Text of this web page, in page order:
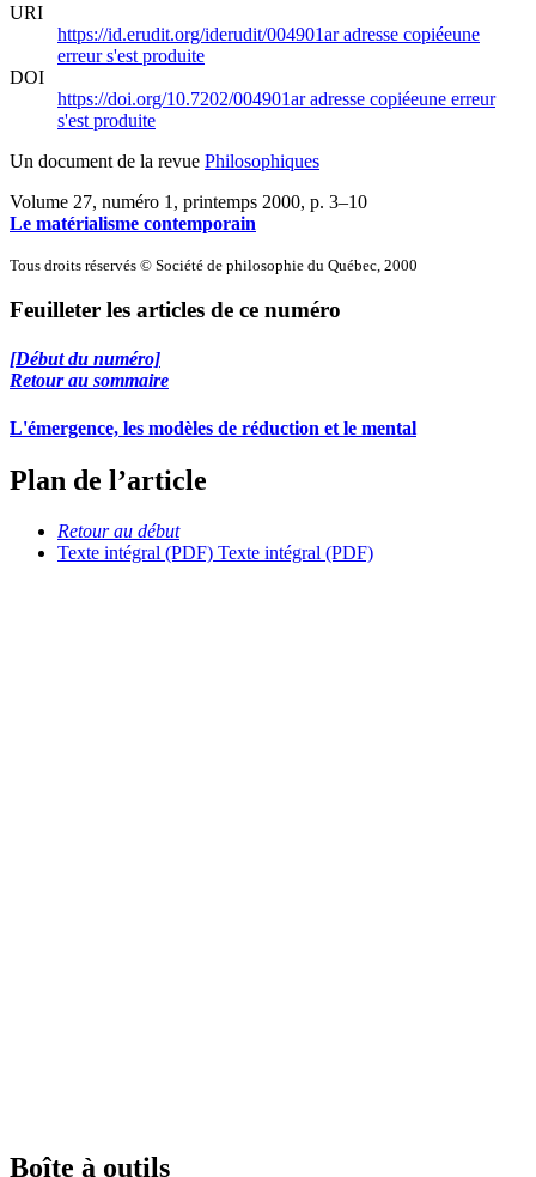
URI
https://id.erudit.org/iderudit/004901aradresse copiéeune
erreur s'est produite
DOI
https://doi.org/10.7202/004901aradresse copiéeune erreur
s'est produite
Un document de la revue Philosophiques
Volume 27, numéro 1, printemps 2000, p. 3–10
Le matérialisme contemporain
Tous droits réservés © Société de philosophie du Québec, 2000
Feuilleter les articles de ce numéro
[Début du numéro]
Retour au sommaire
L'émergence, les modèles de réduction et le mental
Plan de l’article
Retour au début
Texte intégral (PDF) Texte intégral (PDF)
Boîte à outils